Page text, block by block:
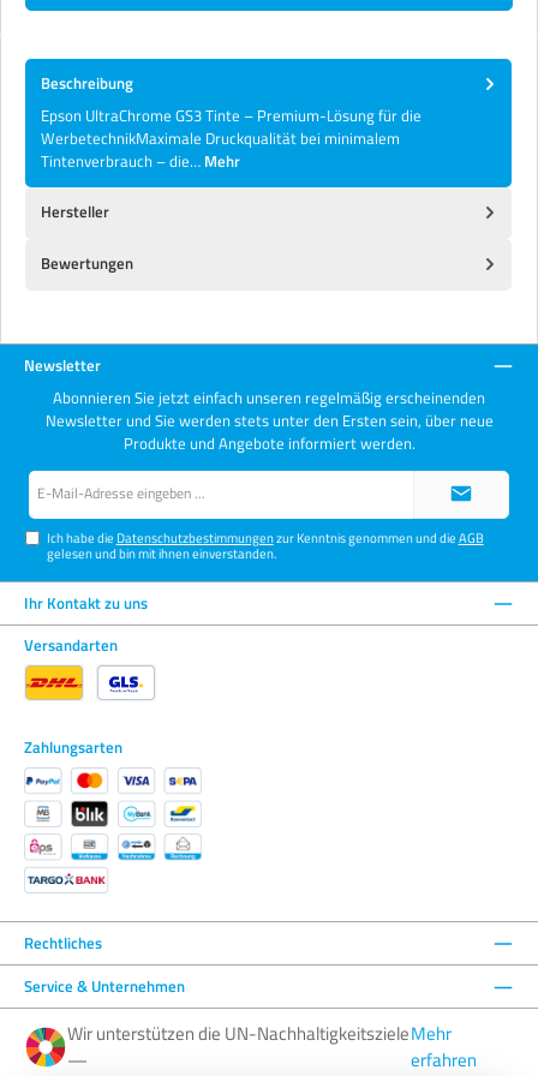
Beschreibung
Epson UltraChrome GS3 Tinte – Premium-Lösung für die
WerbetechnikMaximale Druckqualität bei minimalem
Tintenverbrauch – die… Mehr
Hersteller
Bewertungen
Newsletter
Abonnieren Sie jetzt einfach unseren regelmäßig erscheinenden
Newsletter und Sie werden stets unter den Ersten sein, über neue
Produkte und Angebote informiert werden.
Ich habe die Datenschutzbestimmungenzur Kenntnis genommen und dieAGB
gelesen und bin mit ihnen einverstanden.
Ihr Kontakt zu uns
Versandarten
Zahlungsarten
Rechtliches
Service & Unternehmen
Wir unterstützen die UN-Nachhaltigkeitsziele
—
Mehr
erfahren